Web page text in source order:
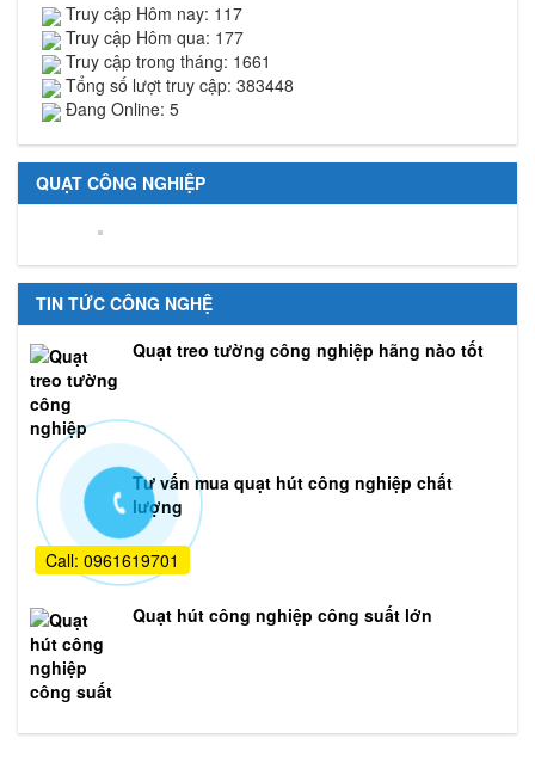
Truy cập Hôm nay: 117
Truy cập Hôm qua: 177
Truy cập trong tháng: 1661
Tổng số lượt truy cập: 383448
Đang Online: 5
QUẠT CÔNG NGHIỆP
TIN TỨC CÔNG NGHỆ
Quạt treo tường công nghiệp hãng nào tốt
Tư vấn mua quạt hút công nghiệp chất
lượng
Quạt hút công nghiệp công suất lớn
Call: 0961619701